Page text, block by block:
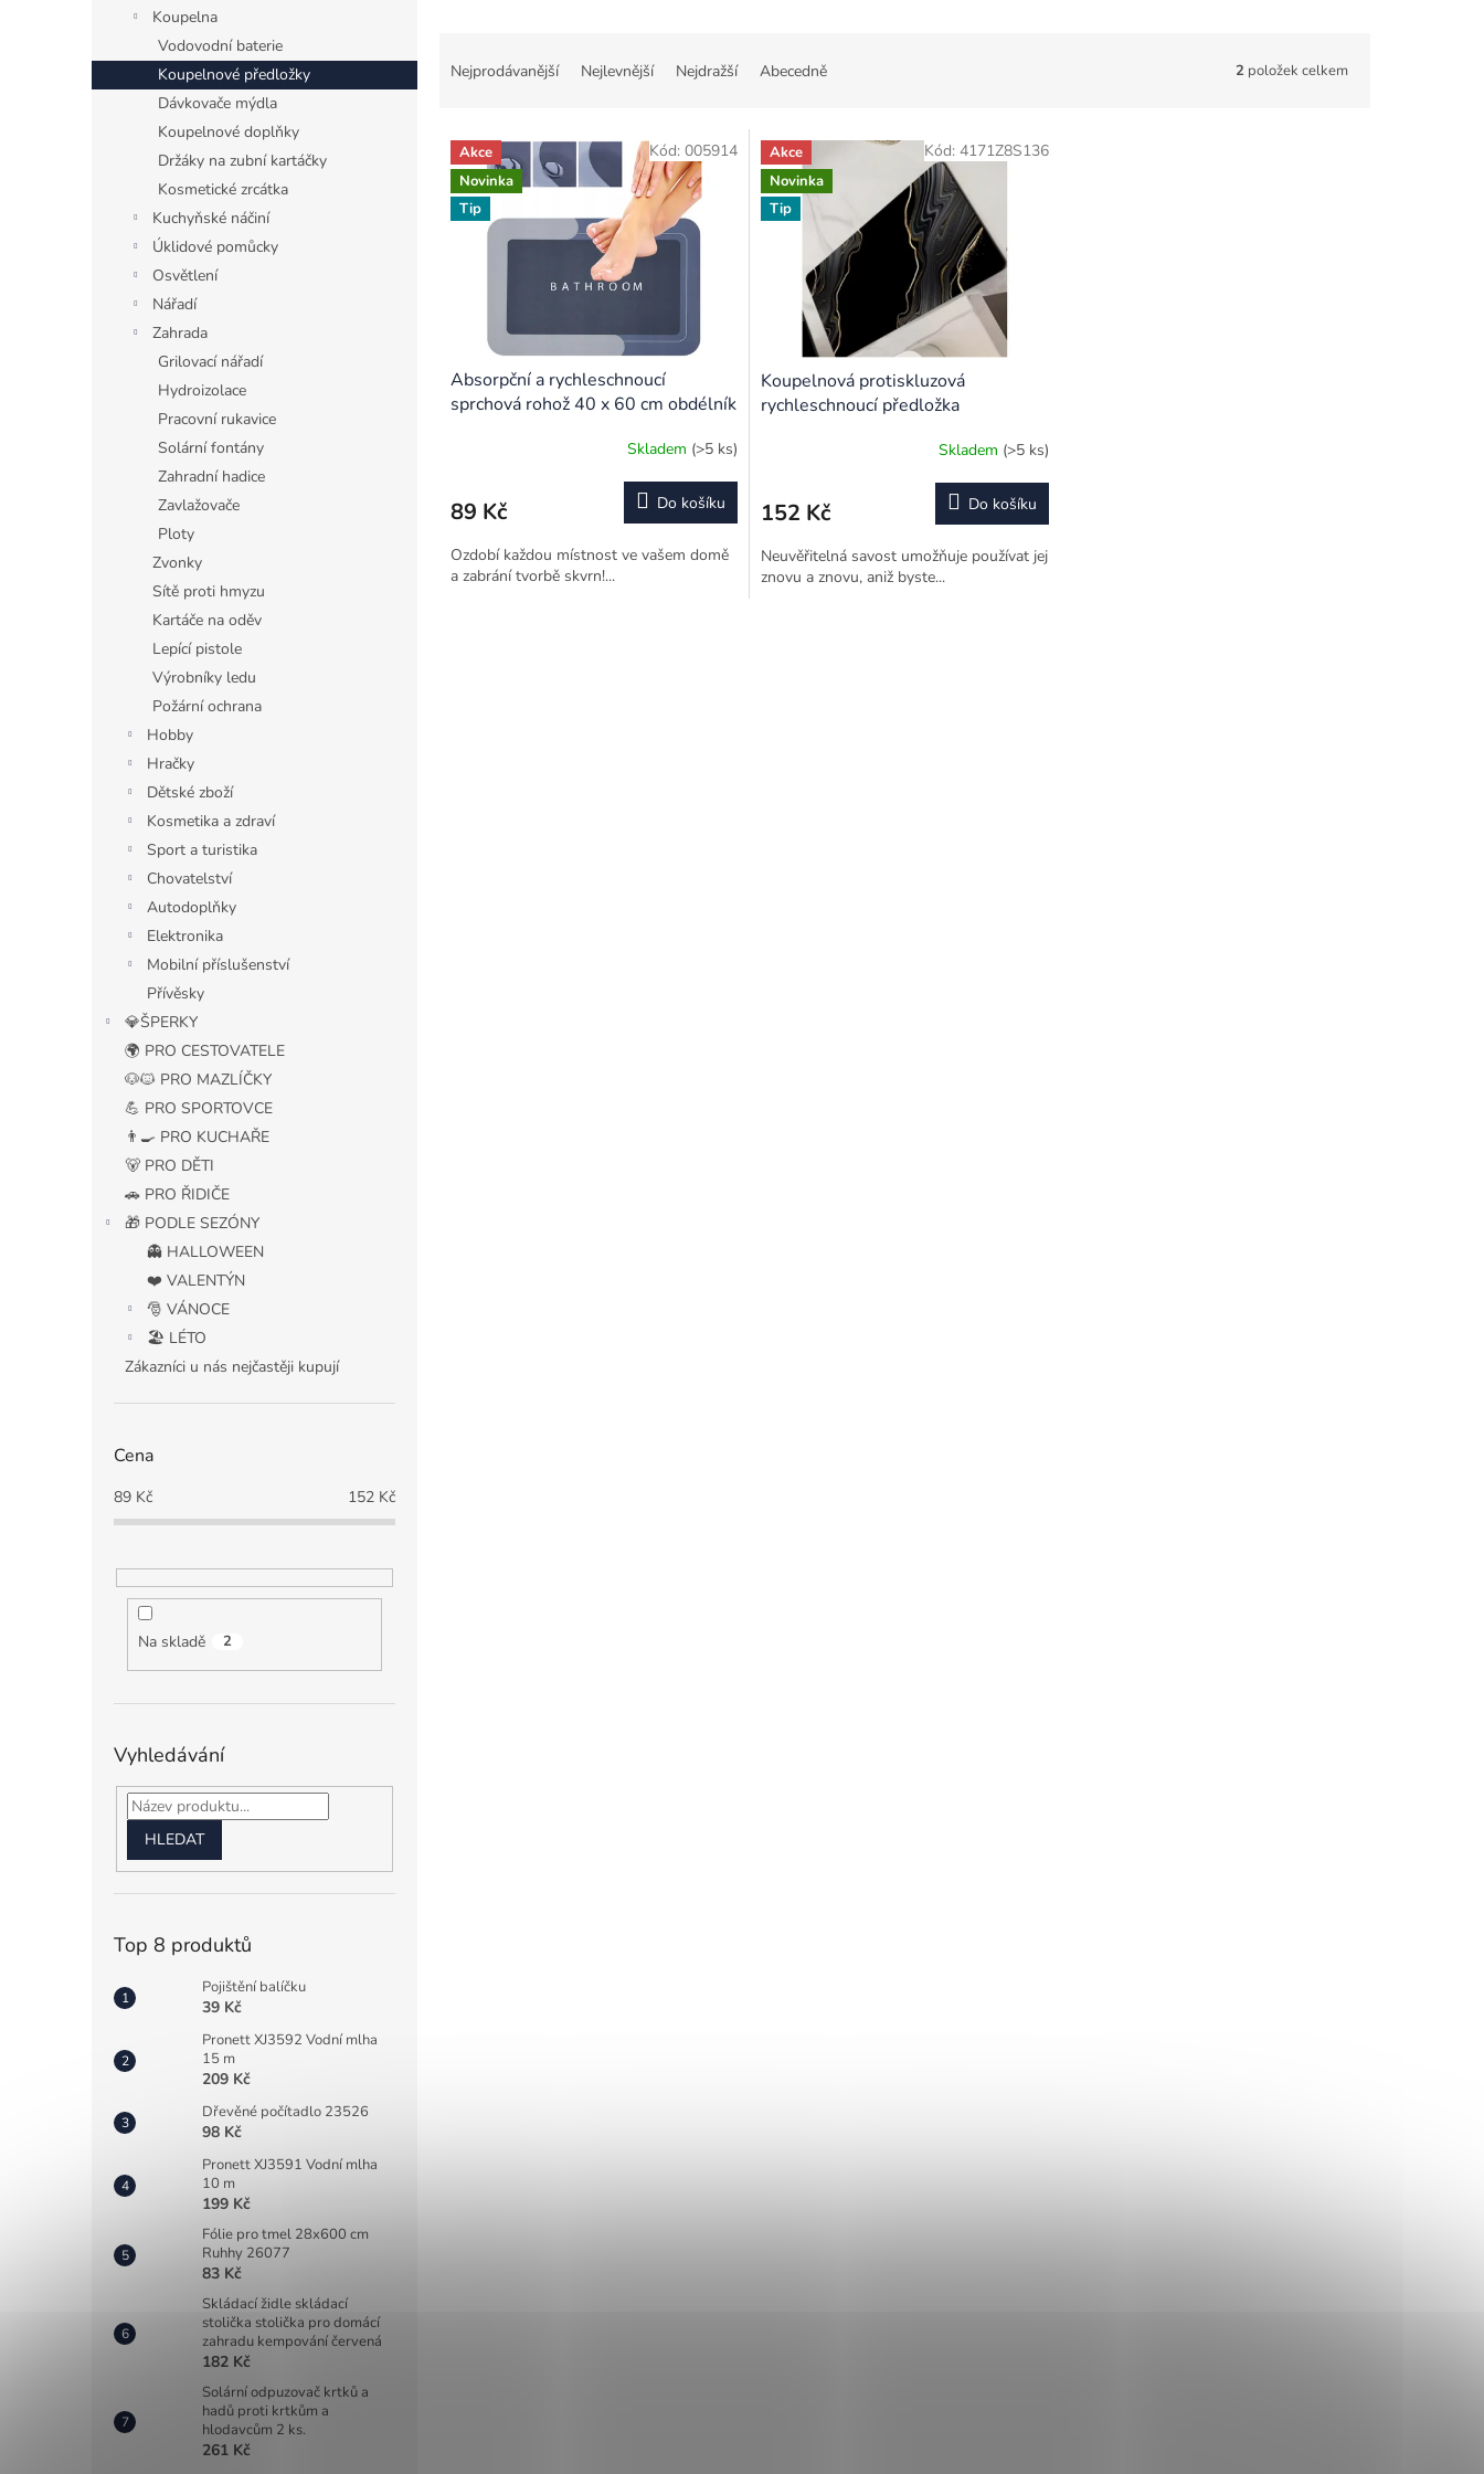
l
Koupelna
Vodovodní baterie
Koupelnové předložky
Dávkovače mýdla
Koupelnové doplňky
Držáky na zubní kartáčky
Kosmetické zrcátka
Kuchyňské náčiní
Úklidové pomůcky
Osvětlení
Nářadí
Zahrada
Grilovací nářadí
Hydroizolace
Pracovní rukavice
Solární fontány
Zahradní hadice
Zavlažovače
Ploty
Zvonky
Sítě proti hmyzu
Kartáče na oděv
Lepící pistole
Výrobníky ledu
Požární ochrana
Hobby
Hračky
Dětské zboží
Kosmetika a zdraví
Sport a turistika
Chovatelství
Autodoplňky
Elektronika
Mobilní příslušenství
Přívěsky
💎ŠPERKY
🌍 PRO CESTOVATELE
🐶🐱 PRO MAZLÍČKY
💪 PRO SPORTOVCE
👨‍🍳 PRO KUCHAŘE
🐻 PRO DĚTI
🚗 PRO ŘIDIČE
🎁 PODLE SEZÓNY
👻 HALLOWEEN
❤️ VALENTÝN
🎅 VÁNOCE
🏖️ LÉTO
Zákazníci u nás nejčastěji kupují
Cena
89 Kč 152 Kč
Na skladě 2
Vyhledávání
HLEDAT
Top 8 produktů
Pojištění balíčku
39 Kč
Pronett XJ3592 Vodní mlha
15 m
209 Kč
Dřevěné počítadlo 23526
98 Kč
Pronett XJ3591 Vodní mlha
10 m
199 Kč
Fólie pro tmel 28x600 cm
Ruhhy 26077
83 Kč
Skládací židle skládací
stolička stolička pro domácí
zahradu kempování červená
182 Kč
Solární odpuzovač krtků a
hadů proti krtkům a
hlodavcům 2 ks.
261 Kč
p
Nejprodávanější Nejlevnější Nejdražší Abecedně 2 položek celkem
V
p
Akce
Novinka
Tip
Absorpční a rychleschnoucí
sprchová rohož 40 x 60 cm obdélník
Skladem (>5 ks)
89 Kč Do košíku
Ozdobí každou místnost ve vašem domě
a zabrání tvorbě skvrn!...
Kód: 005914
Akce
Novinka
Tip
Koupelnová protiskluzová
rychleschnoucí předložka
Skladem (>5 ks)
152 Kč Do košíku
Neuvěřitelná savost umožňuje používat jej
znovu a znovu, aniž byste...
Kód: 4171Z8S136